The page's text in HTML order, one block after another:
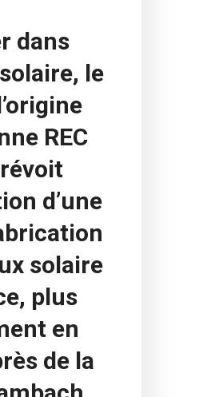
dans
le
REC
d’une
solaire
plus
en
de la